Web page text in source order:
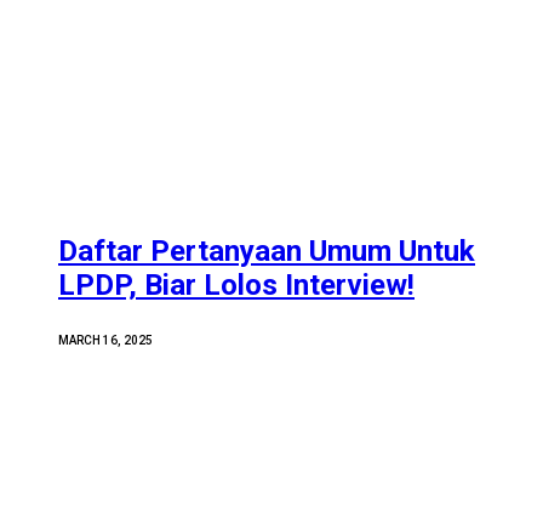
Daftar Pertanyaan Umum Untuk
LPDP, Biar Lolos Interview!
MARCH 16, 2025